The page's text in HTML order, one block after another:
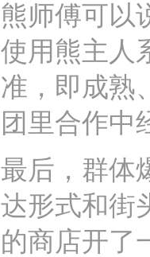
熊师傅可以
使用熊主人
准，即成熟
团里合作中
最后，群体
达形式和街
的商店开了